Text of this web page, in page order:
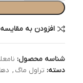
افزودن به مقایسه
شناسه محصول:
دسته: تراول ماگ ,